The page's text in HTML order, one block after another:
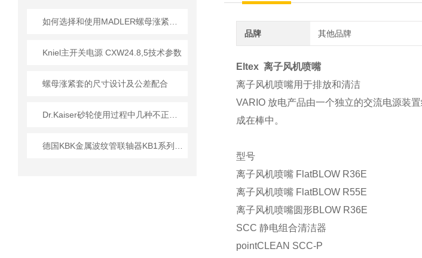
Kniel主开关电源 CXW24.8,5技术参数
螺母涨紧套的尺寸设计及公差配合
品牌 其他品牌
Eltex 离子风机喷嘴
离子风机喷嘴用于排放和清洁
VARIO 放电产品由一个独立的交流电源装
成在棒中。
型号
离子风机喷嘴 FlatBLOW R36E
离子风机喷嘴 FlatBLOW R55E
离子风机喷嘴圆形BLOW R36E
SCC 静电组合清洁器
pointCLEAN SCC-P